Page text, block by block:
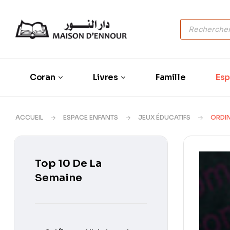
Coran Livres Famille
ACCUEIL ESPACE ENFANTS JEUX ÉDUCATIFS
Top 10 De La
Semaine